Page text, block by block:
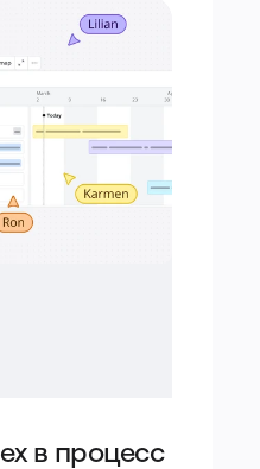
в процесс